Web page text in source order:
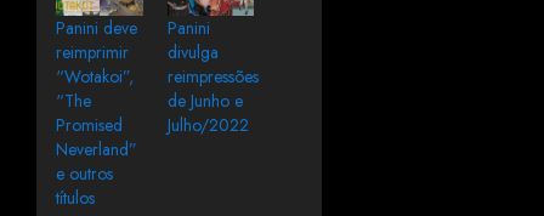
Panini deve
reimprimir
“Wotakoi”,
“The
Promised
Neverland”
e outros
títulos
Panini
divulga
reimpressões
de Junho e
Julho/2022